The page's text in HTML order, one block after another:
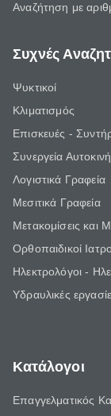
Αναζήτηση με
Συχνές
Ψυκτικοί
Κλιματισμός
Επισκευές -
Συνεργεία
Λογιστικά Γραφεία
Μεσιτικά Γραφεία
Μετακομίσεις και
Ορθοπαιδικοί
Ηλεκτρολόγοι -
Υδραυλικές
Κατάλογοι
Επαγγελματικός